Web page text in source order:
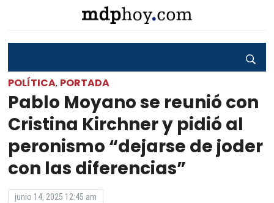
POLÍTICA, PORTADA
Pablo Moyano se reunió con
Cristina Kirchner y pidió al
peronismo “dejarse de joder
con las diferencias”
junio 14, 2025 12:45 am